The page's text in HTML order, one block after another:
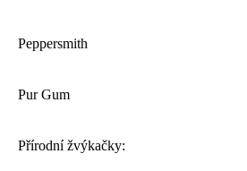
Peppersmith
Pur Gum
Přírodní žvýkačky: